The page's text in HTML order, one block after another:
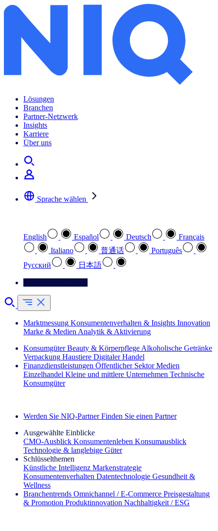
Lösungen
Branchen
Partner-Netzwerk
Insights
Karriere
Über uns
Sprache wählen
English Español Deutsch
Français
Italiano
普通话
Português
Pусский
日本語
Marktmessung Konsumentenverhalten & Insights Innovation
Marke & Medien Analytik & Aktivierung
Konsumgüter Beauty & Körperpflege Alkoholische Getränke
Verpackung Haustiere Digitaler Handel
Finanzdienstleistungen Öffentlicher Sektor Medien
Einzelhandel Kleine und mittlere Unternehmen Technische
Konsumgüter
Werden Sie NIQ-Partner Finden Sie einen Partner
Ausgewählte Einblicke
CMO‑Ausblick Konsumentenleben Konsumausblick
Technologie & langlebige Güter
Schlüsselthemen
Künstliche Intelligenz Markenstrategie
Konsumentenverhalten Datentechnologie Gesundheit &
Wellness
Branchentrends Omnichannel / E‑Commerce Preisgestaltung
& Promotion Produktinnovation Nachhaltigkeit / ESG